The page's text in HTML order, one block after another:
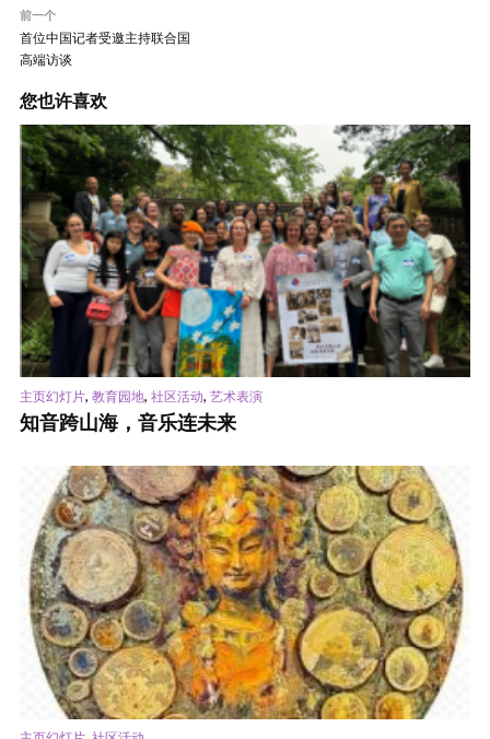
前一个
首位中国记者受邀主持联合国
高端访谈
您也许喜欢
主页幻灯片, 教育园地, 社区活动, 艺术表演
知音跨山海，音乐连未来